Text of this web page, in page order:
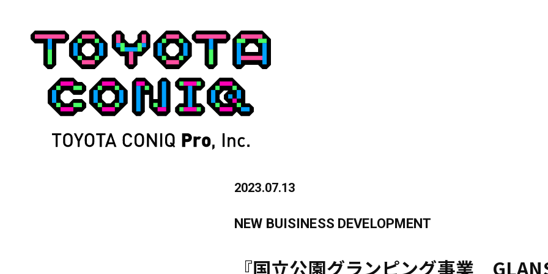
2023.07.13
NEW BUISINESS DEVELOPMENT
『国立公園グランピング事業